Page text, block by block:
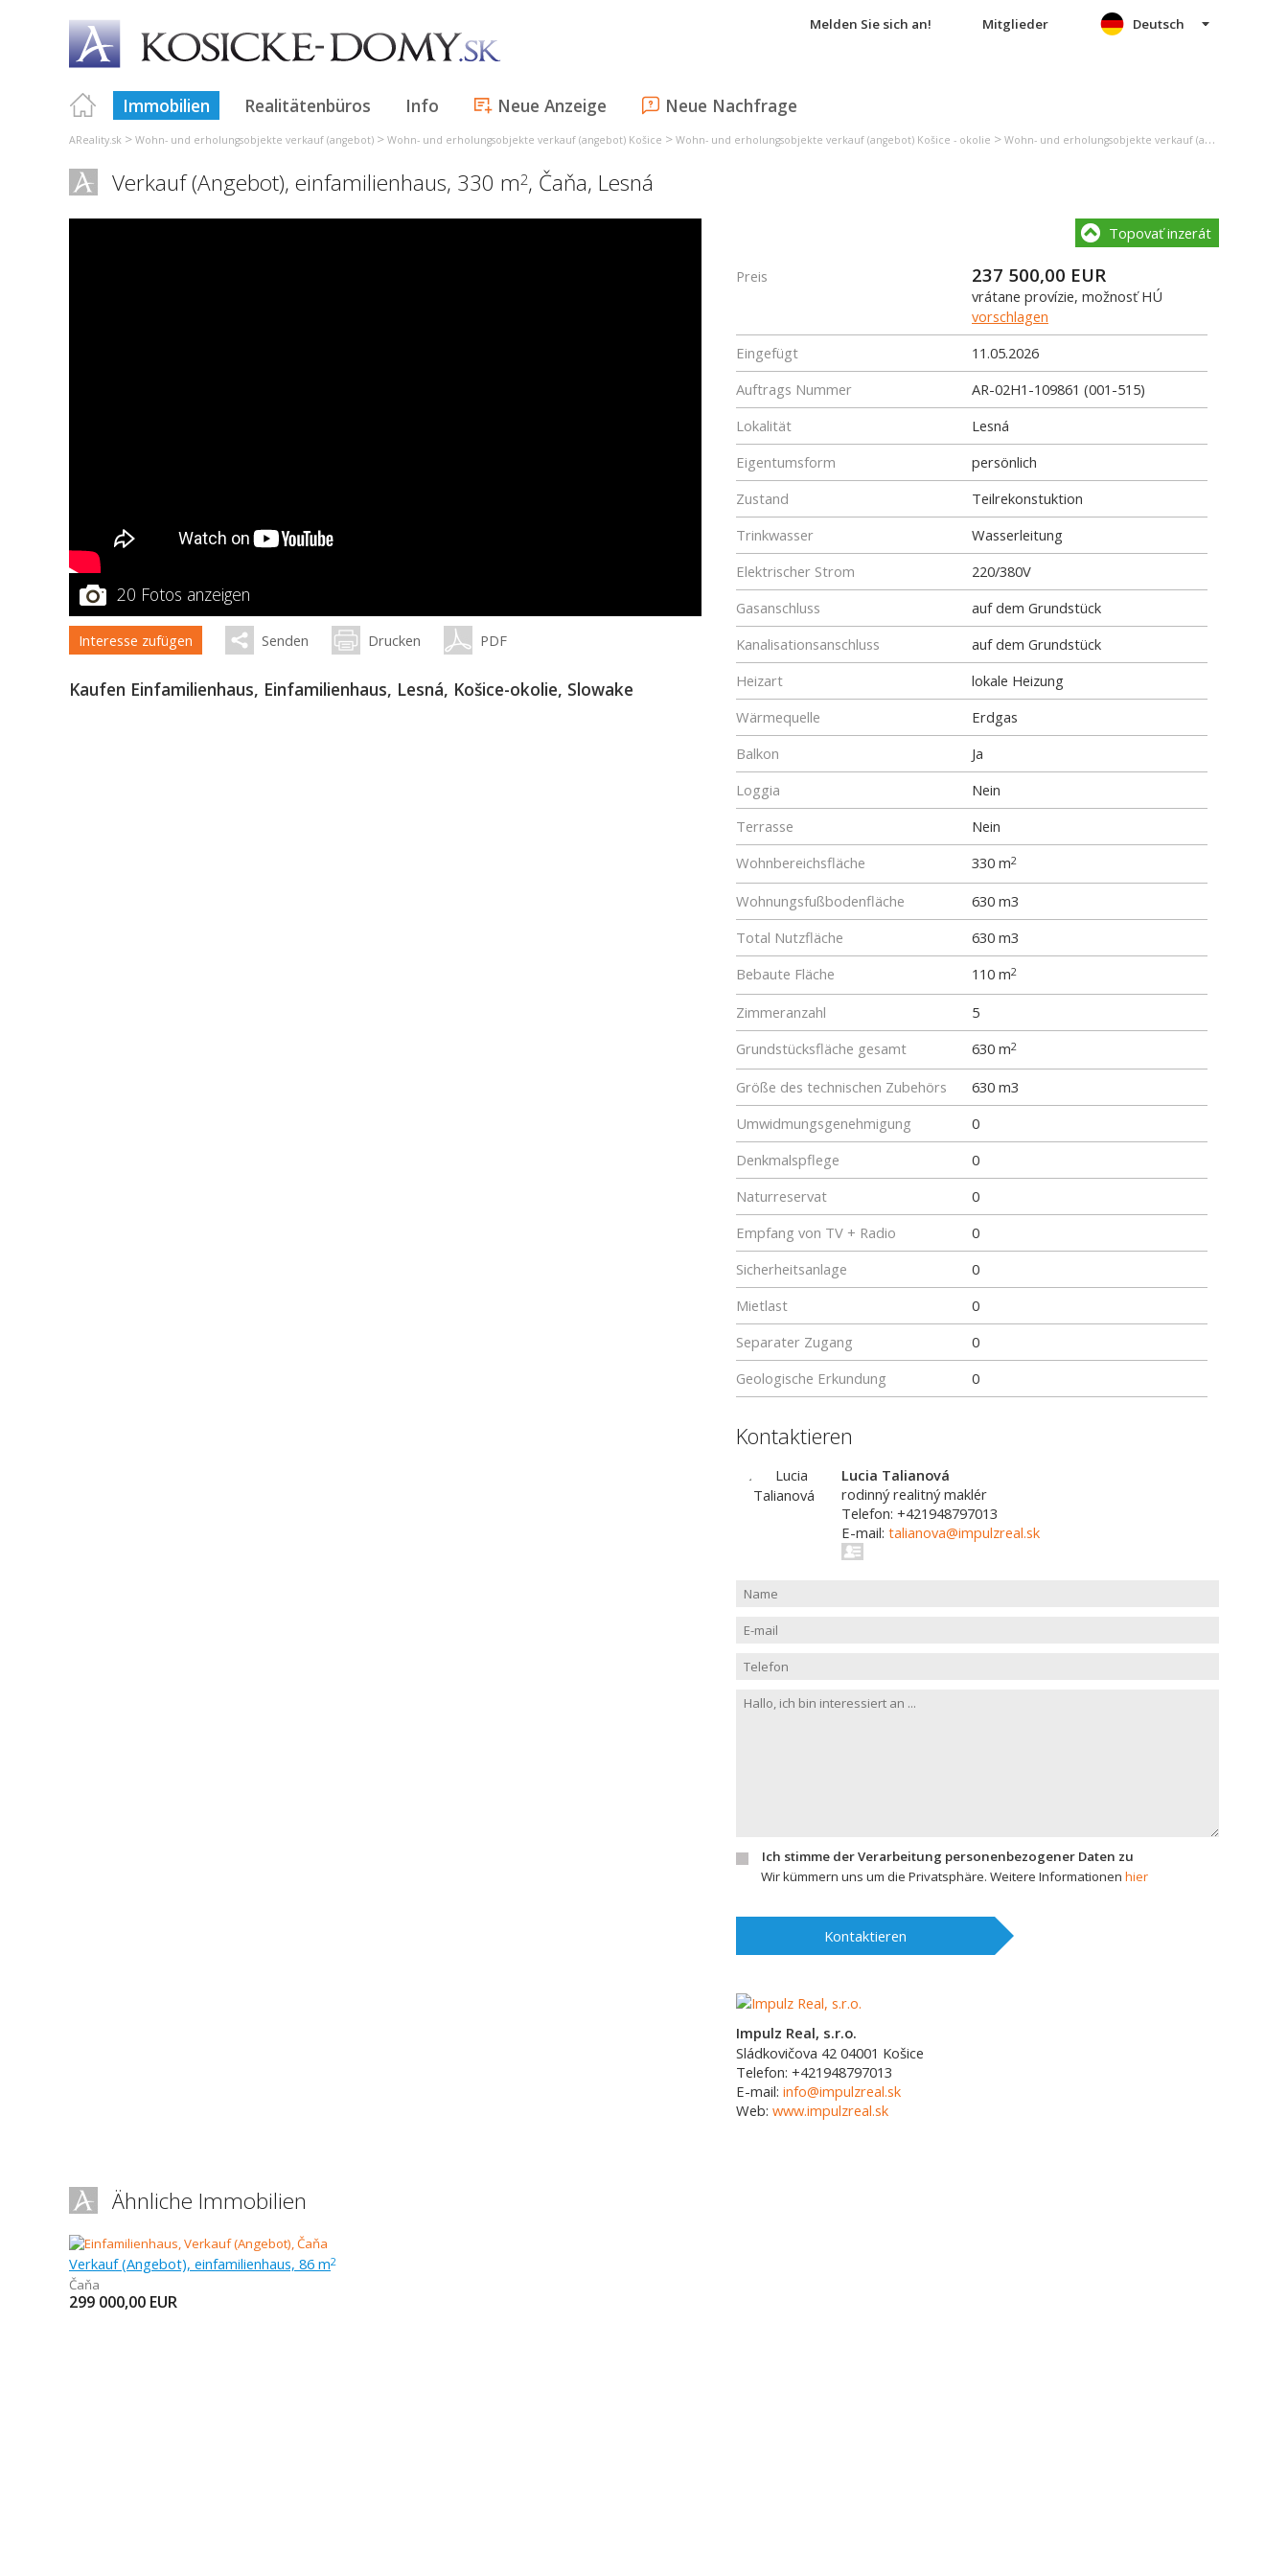
Melden Sie sich an! Mitglieder
Immobilien Realitätenbüros Info Neue Anzeige Neue Nachfrage
Deutsch
AReality.sk > Wohn- und erholungsobjekte verkauf (angebot) > Wohn- und erholungsobjekte verkauf (angebot) Košice > Wohn- und erholungsobjekte verkauf (angebot) Košice - okolie > Wohn- und erholungsobjekte verkauf (angebot) Čaňa
Verkauf (Angebot), einfamilienhaus, 330 m2, Čaňa, Lesná
20 Fotos anzeigen
Interesse zufügen Senden Drucken PDF
Kaufen Einfamilienhaus, Einfamilienhaus, Lesná, Košice-okolie, Slowake
Topovať inzerát
Preis 237 500,00 EUR
vrátane provízie, možnosť HÚ
vorschlagen
Eingefügt
11.05.2026
Auftrags Nummer
AR-02H1-109861 (001-515)
Lokalität
Lesná
Eigentumsform
persönlich
Zustand
Teilrekonstuktion
Trinkwasser
Wasserleitung
Elektrischer Strom
220/380V
Gasanschluss
auf dem Grundstück
Kanalisationsanschluss
auf dem Grundstück
Heizart
lokale Heizung
Wärmequelle
Erdgas
Balkon
Ja
Loggia
Nein
Terrasse
Nein
Wohnbereichsfläche
330 m2
Wohnungsfußbodenfläche
630 m3
Total Nutzfläche
630 m3
Bebaute Fläche
110 m2
Zimmeranzahl
5
Grundstücksfläche gesamt
630 m2
Größe des technischen Zubehörs
630 m3
Umwidmungsgenehmigung
0
Denkmalspflege
0
Naturreservat
0
Empfang von TV + Radio
0
Sicherheitsanlage
0
Mietlast
0
Separater Zugang
0
Geologische Erkundung
0
Kontaktieren
Lucia Talianová
rodinný realitný maklér
Telefon: +421948797013
E-mail: talianova@impulzreal.sk
Ich stimme der Verarbeitung personenbezogener Daten zu
Wir kümmern uns um die Privatsphäre. Weitere Informationen hier
Kontaktieren
Impulz Real, s.r.o.
Sládkovičova 42 04001 Košice
Telefon: +421948797013
E-mail: info@impulzreal.sk
Web: www.impulzreal.sk
Ähnliche Immobilien
Verkauf (Angebot), einfamilienhaus, 86 m2
Čaňa
299 000,00 EUR